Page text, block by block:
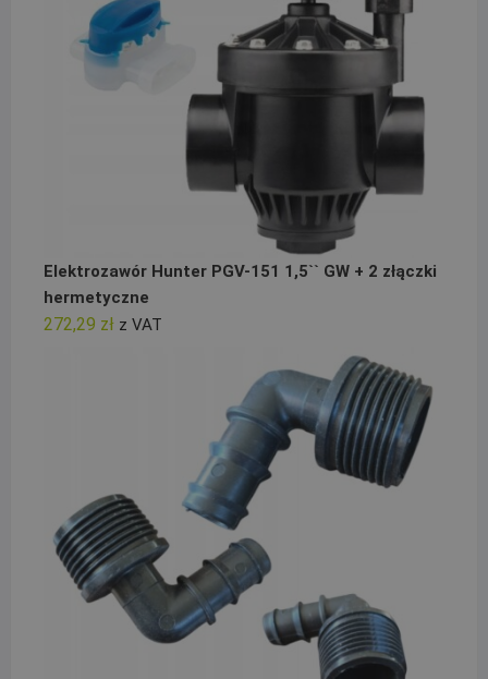
Elektrozawór Hunter PGV-151 1,5`` GW + 2 złączki
hermetyczne
272,29 zł z VAT